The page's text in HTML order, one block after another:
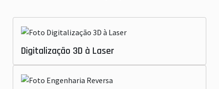
Digitalização 3D à Laser